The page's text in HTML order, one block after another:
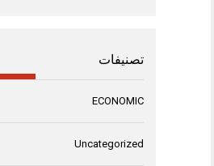
تصنيفات
ECONOMIC
Uncategorized